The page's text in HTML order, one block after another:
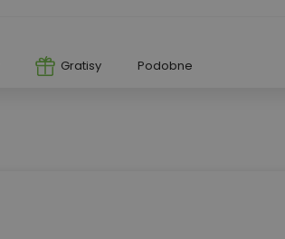
Gratisy Podobne